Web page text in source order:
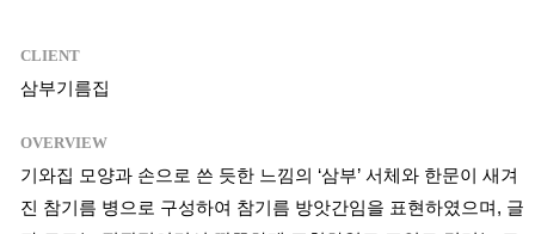
CLIENT
삼부기름집
OVERVIEW
기와집 모양과 손으로 쓴 듯한 느낌의 ‘삼부’ 서체와 한문이 새겨
진 참기름 병으로 구성하여 참기름 방앗간임을 표현하였으며, 글